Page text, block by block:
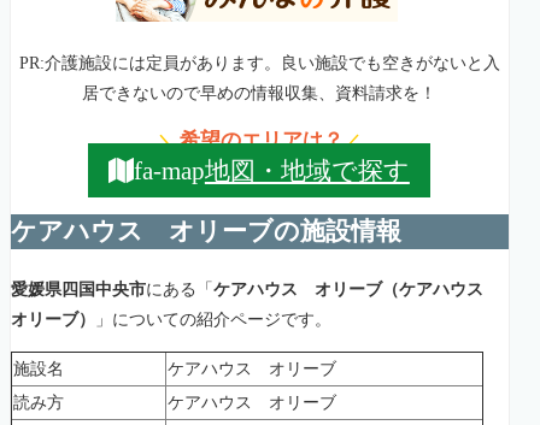
PR:介護施設には定員があります。良い施設でも空きがないと入
居できないので早めの情報収集、資料請求を！
＼希望のエリアは？／
fa-map地図・地域で探す
ケアハウス オリーブの施設情報
愛媛県四国中央市にある「 ケアハウス オリーブ（ケアハウス
オリーブ）
」についての紹介ページです。
施設名
ケアハウス オリーブ
読み方
ケアハウス オリーブ